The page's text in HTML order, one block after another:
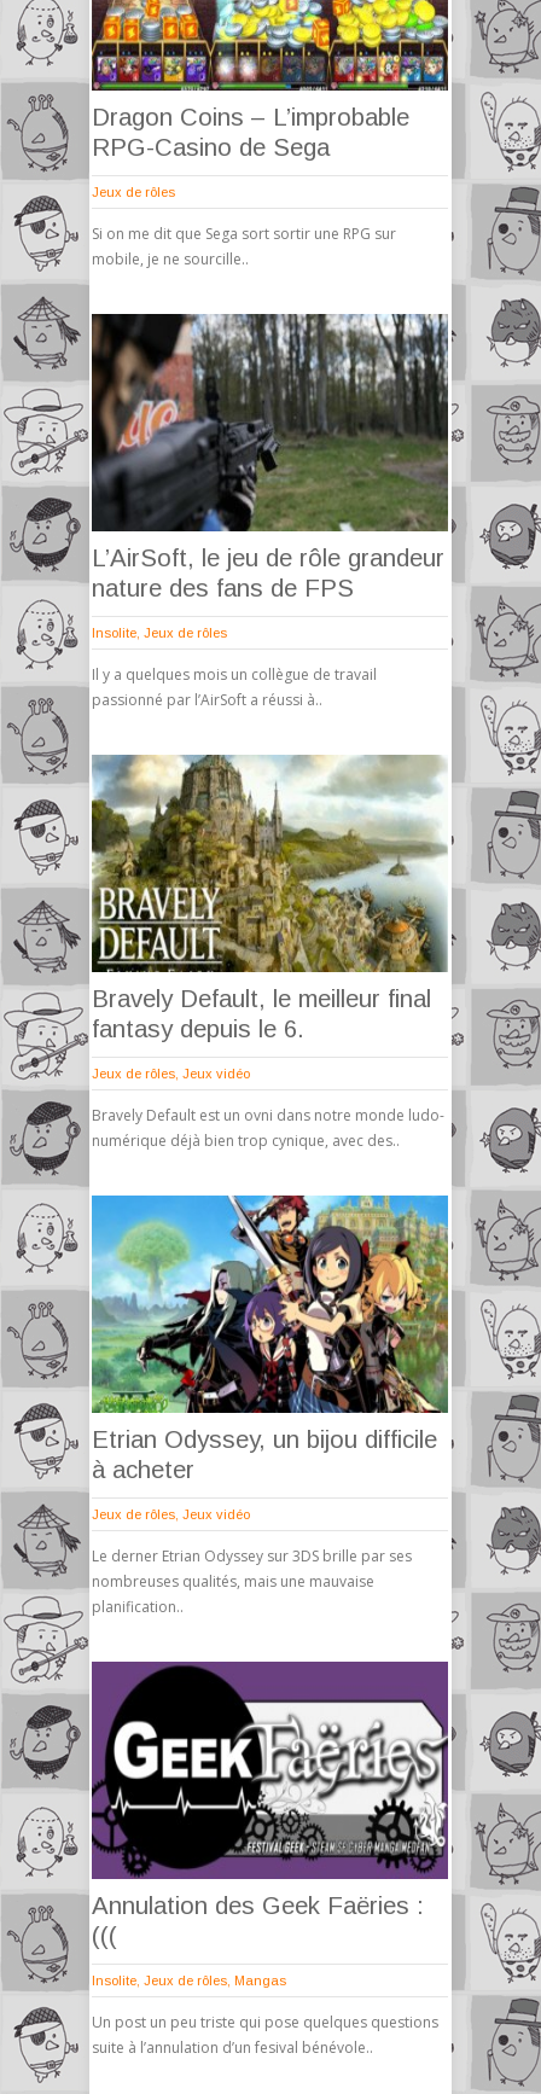
Dragon Coins – L’improbable
RPG-Casino de Sega
Jeux de rôles
Si on me dit que Sega sort sortir une RPG sur
mobile, je ne sourcille..
L’AirSoft, le jeu de rôle grandeur
nature des fans de FPS
Insolite Jeux de rôles
Il y a quelques mois un collègue de travail
passionné par l’AirSoft a réussi à..
Bravely Default, le meilleur final
fantasy depuis le 6.
Jeux de rôles Jeux vidéo
Bravely Default est un ovni dans notre monde ludo-
numérique déjà bien trop cynique, avec des..
Etrian Odyssey, un bijou difficile
à acheter
Jeux de rôles Jeux vidéo
Le derner Etrian Odyssey sur 3DS brille par ses
nombreuses qualités, mais une mauvaise
planification..
Annulation des Geek Faëries :
(((
Insolite Jeux de rôles Mangas
Un post un peu triste qui pose quelques questions
suite à l’annulation d’un fesival bénévole..